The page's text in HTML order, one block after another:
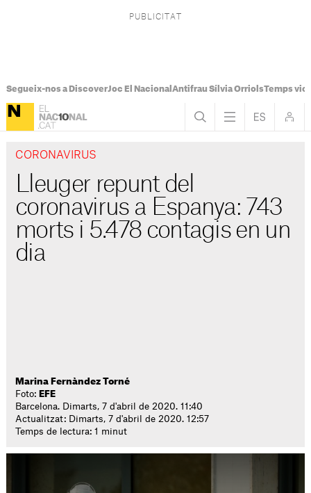
Segueix-nos a DiscoverJoc El Nacional Antifrau Sílvia OrriolsTemps
CORONAVIRUS
Lleuger repunt del
coronavirus a Espanya: 743
morts i 5.478 contagis en un
dia
Marina Fernàndez Torné
Foto: EFE
Barcelona. Dimarts, 7 d'abril de 2020. 11:40
Actualitzat: Dimarts, 7 d'abril de 2020. 12:57
Temps de lectura: 1 minut